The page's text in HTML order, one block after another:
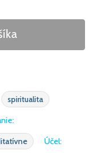
spiritualita
Účel: